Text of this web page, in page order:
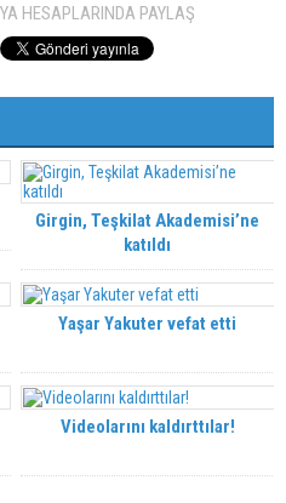
HESAPLARINDA PAYLAŞ
Girgin, Teşkilat Akademisi’ne
katıldı
Yaşar Yakuter vefat etti
Videolarını kaldırttılar!